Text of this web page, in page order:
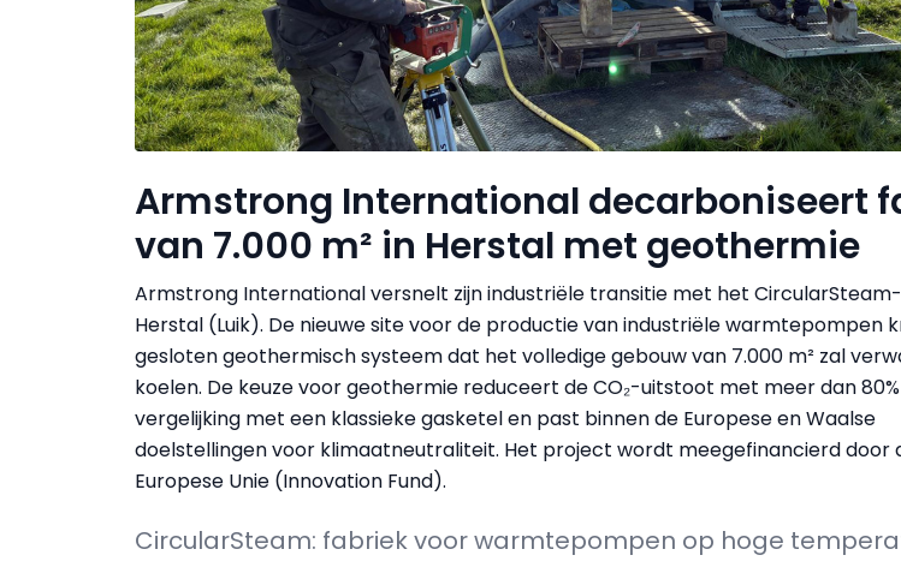
Armstrong International decarboniseert
van 7.000 m² in Herstal met geothermie
Armstrong International versnelt zijn industriële transitie met het
Herstal (Luik). De nieuwe site voor de productie van industriële warmtepompen
gesloten geothermisch systeem dat het volledige gebouw van 7.000 m² zal
koelen. De keuze voor geothermie reduceert de CO₂-uitstoot met meer dan
vergelijking met een klassieke gasketel en past binnen de Europese en Waalse
doelstellingen voor klimaatneutraliteit. Het project wordt meegefinancierd door
Europese Unie (Innovation Fund).
CircularSteam: fabriek voor warmtepompen op hoge